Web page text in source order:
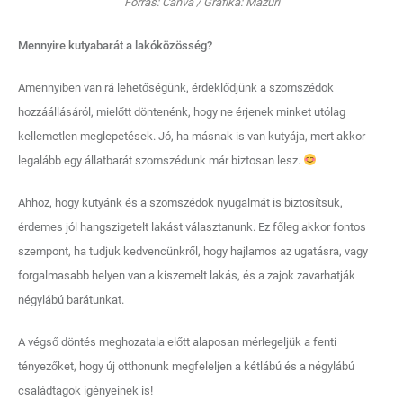
Mennyire kutyabarát a lakóközösség?
Amennyiben van rá lehetőségünk, érdeklődjünk a szomszédok
hozzáállásáról, mielőtt döntenénk, hogy ne érjenek minket utólag
kellemetlen meglepetések. Jó, ha másnak is van kutyája, mert akkor
legalább egy állatbarát szomszédunk már biztosan lesz.
Ahhoz, hogy kutyánk és a szomszédok nyugalmát is biztosítsuk,
érdemes jól hangszigetelt lakást választanunk. Ez főleg akkor fontos
szempont, ha tudjuk kedvencünkről, hogy hajlamos az ugatásra, vagy
forgalmasabb helyen van a kiszemelt lakás, és a zajok zavarhatják
négylábú barátunkat.
A végső döntés meghozatala előtt alaposan mérlegeljük a fenti
tényezőket, hogy új otthonunk megfeleljen a kétlábú és a négylábú
családtagok igényeinek is!